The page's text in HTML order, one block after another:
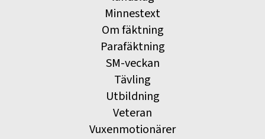
Minnestext
Om fäktning
Parafäktning
SM-veckan
Tävling
Utbildning
Veteran
Vuxenmotionärer